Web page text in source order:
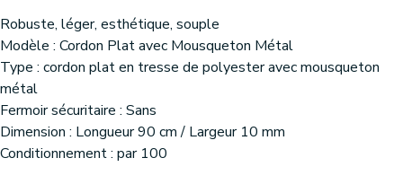
Robuste, léger, esthétique, souple
Modèle : Cordon Plat avec Mousqueton Métal
Type : cordon plat en tresse de polyester avec mousqueton
métal
Fermoir sécuritaire : Sans
Dimension : Longueur 90 cm / Largeur 10 mm
Conditionnement : par 100